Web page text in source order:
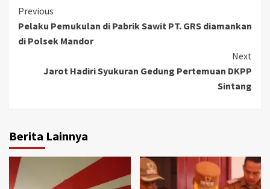
Continue
Reading
Previous
Pelaku Pemukulan di Pabrik Sawit PT. GRS diamankan
di Polsek Mandor
Next
Jarot Hadiri Syukuran Gedung Pertemuan DKPP
Sintang
Berita Lainnya